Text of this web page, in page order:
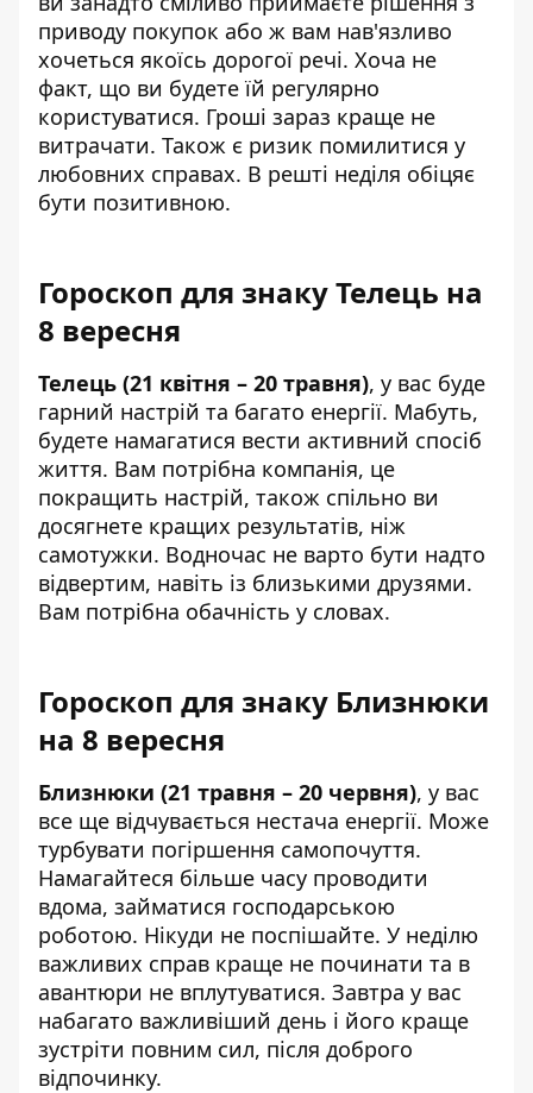
приводу покупок або ж вам нав'язливо
хочеться якоїсь дорогої речі. Хоча не
факт, що ви будете їй регулярно
користуватися. Гроші зараз краще не
витрачати. Також є ризик помилитися у
любовних справах. В решті неділя обіцяє
бути позитивною.
Гороскоп для знаку Телець на
8 вересня
Телець (21 квітня – 20 травня), у вас буде
гарний настрій та багато енергії. Мабуть,
будете намагатися вести активний спосіб
життя. Вам потрібна компанія, це
покращить настрій, також спільно ви
досягнете кращих результатів, ніж
самотужки. Водночас не варто бути надто
відвертим, навіть із близькими друзями.
Вам потрібна обачність у словах.
Гороскоп для знаку Близнюки
на 8 вересня
Близнюки (21 травня – 20 червня), у вас
все ще відчувається нестача енергії. Може
турбувати погіршення самопочуття.
Намагайтеся більше часу проводити
вдома, займатися господарською
роботою. Нікуди не поспішайте. У неділю
важливих справ краще не починати та в
авантюри не вплутуватися. Завтра у вас
набагато важливіший день і його краще
зустріти повним сил, після доброго
відпочинку.